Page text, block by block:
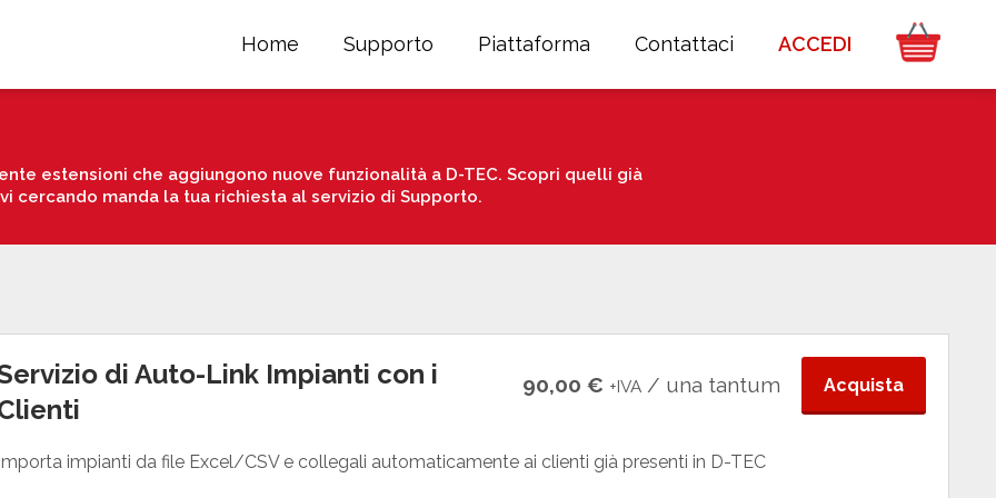
Home Supporto Piattaforma Contattaci ACCEDI
estensioni che aggiungono nuove funzionalità a D-TEC. Scopri quelli già
cercando manda la tua richiesta al servizio di Supporto.
90,00 € +IVA / una tantum Acquista
di Auto-Link Impianti con i
impianti da file Excel/CSV e collegali automaticamente ai clienti già presenti in D-TEC